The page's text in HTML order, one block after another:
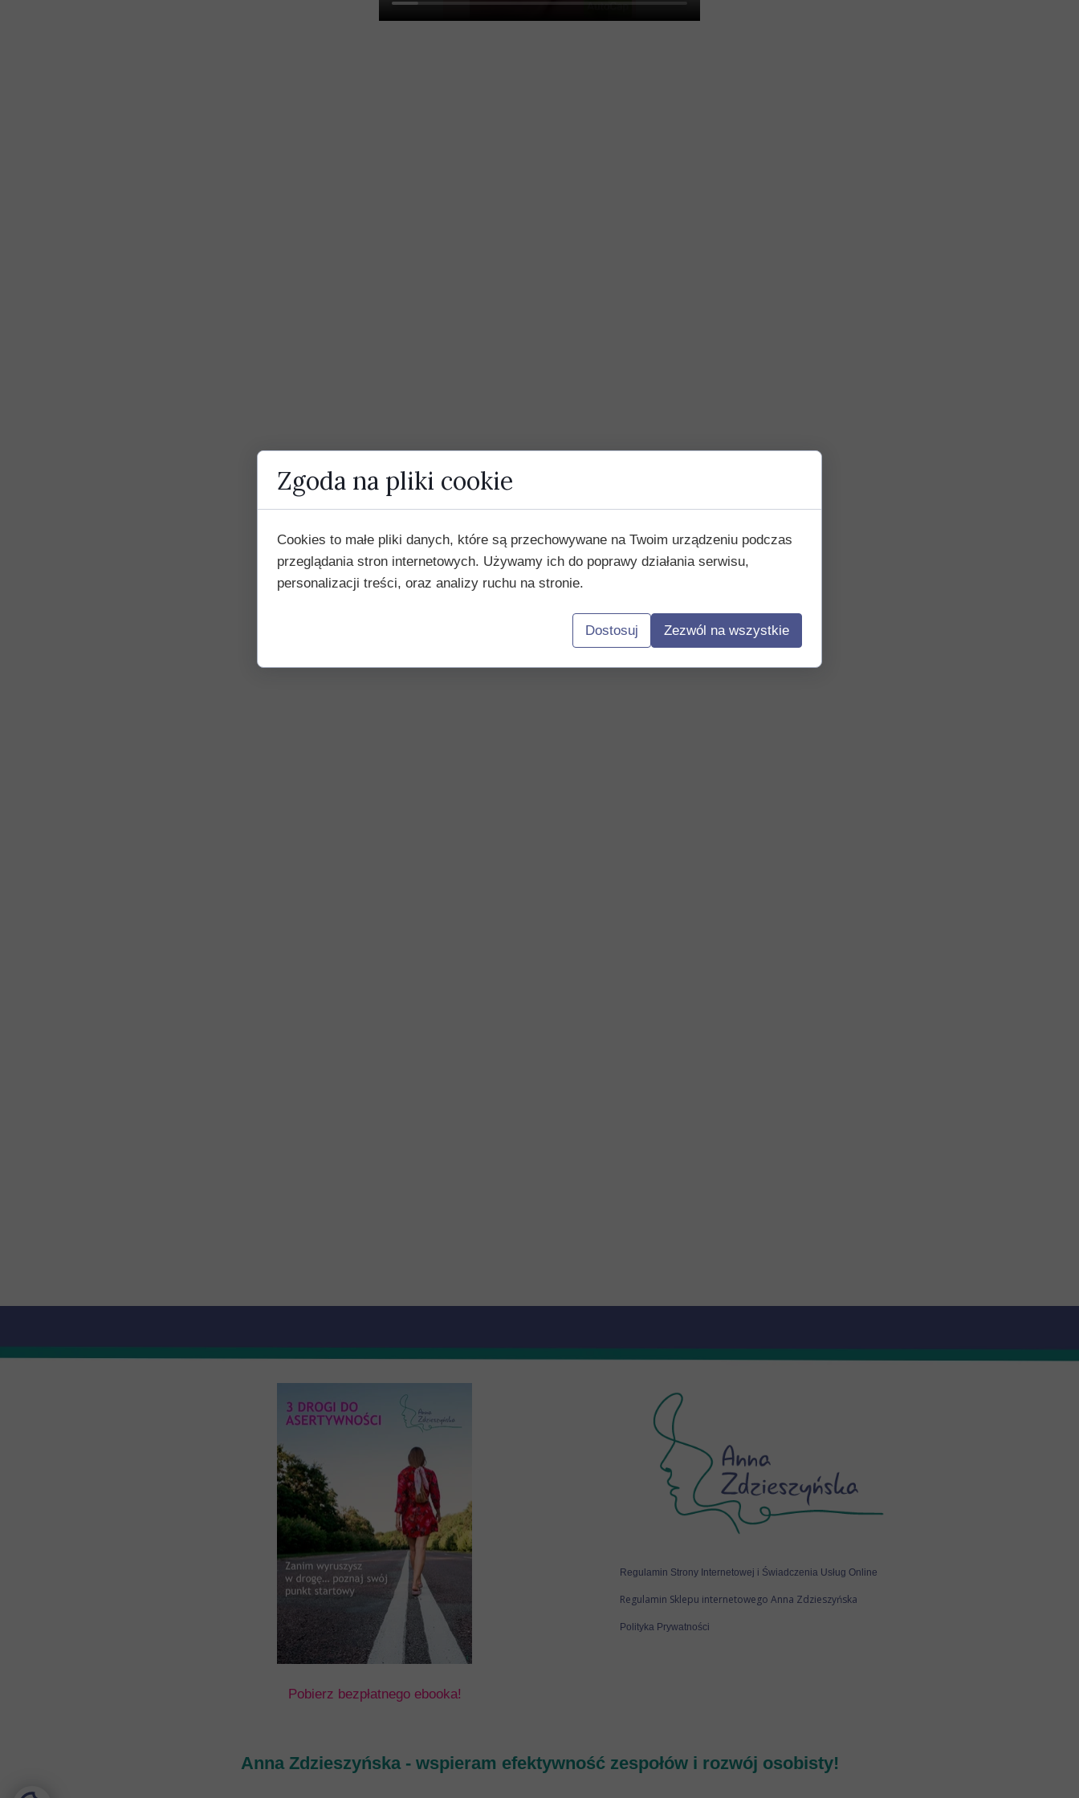
Pobierz bezpłatnego ebooka!
Polityka Prywatności
Anna Zdzieszyńska - wspieram efektywność zespołów i rozwój osobisty!
Regulamin Strony Internetowej i Świadczenia Usług Online
Regulamin Sklepu internetowego Anna Zdzieszyńska
Zgoda na pliki cookie
Cookies to małe pliki danych, które są przechowywane na Twoim urządzeniu podczas
przeglądania stron internetowych. Używamy ich do poprawy działania serwisu,
personalizacji treści, oraz analizy ruchu na stronie.
Dostosuj Zezwól na wszystkie